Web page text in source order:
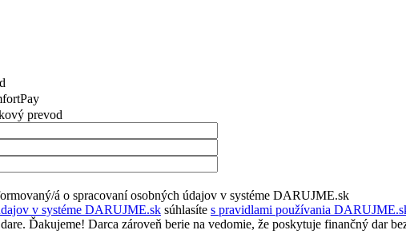
prevod
á o spracovaní osobných údajov v systéme DARUJME.sk
v systéme DARUJME.sk súhlasíte s pravidlami používania
Ďakujeme! Darca zároveň berie na vedomie, že poskytuje finančný dar